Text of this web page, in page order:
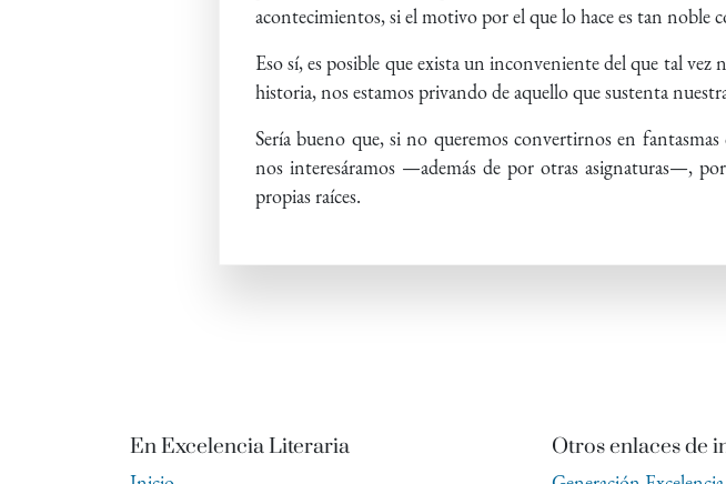
acontecimientos, si el motivo por el que lo hace es tan
Eso sí, es posible que exista un inconveniente del que tal
historia, nos estamos privando de aquello que sustenta
Sería bueno que, si no queremos convertirnos en
nos interesáramos —además de por otras asignaturas—,
propias raíces.
En Excelencia Literaria
Otros enlaces de